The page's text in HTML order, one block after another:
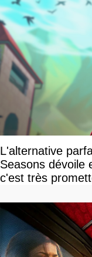
L'alternative
Seasons dévoile
c'est très